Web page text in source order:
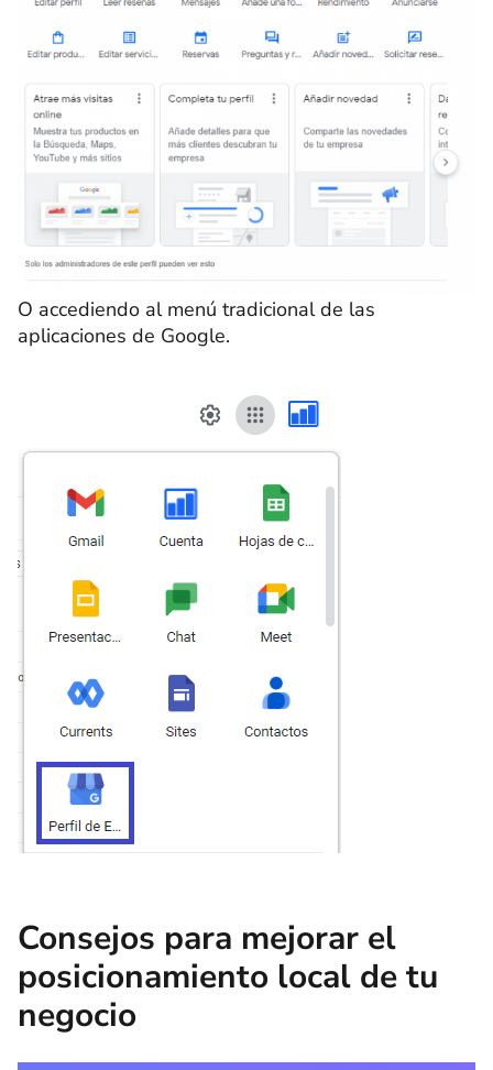
O accediendo al menú tradicional de las
aplicaciones de Google.
Consejos para mejorar el
posicionamiento local de tu
negocio